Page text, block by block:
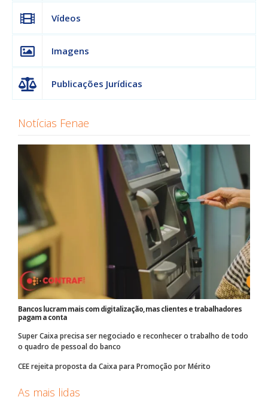
Vídeos
Imagens
Publicações Jurídicas
Notícias Fenae
Bancos lucram mais com digitalização, mas clientes e trabalhadores
pagam a conta
Super Caixa precisa ser negociado e reconhecer o trabalho de todo
o quadro de pessoal do banco
CEE rejeita proposta da Caixa para Promoção por Mérito
As mais lidas